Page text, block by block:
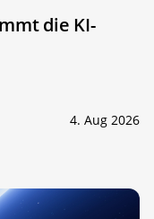
die KI-
4. Aug 2026